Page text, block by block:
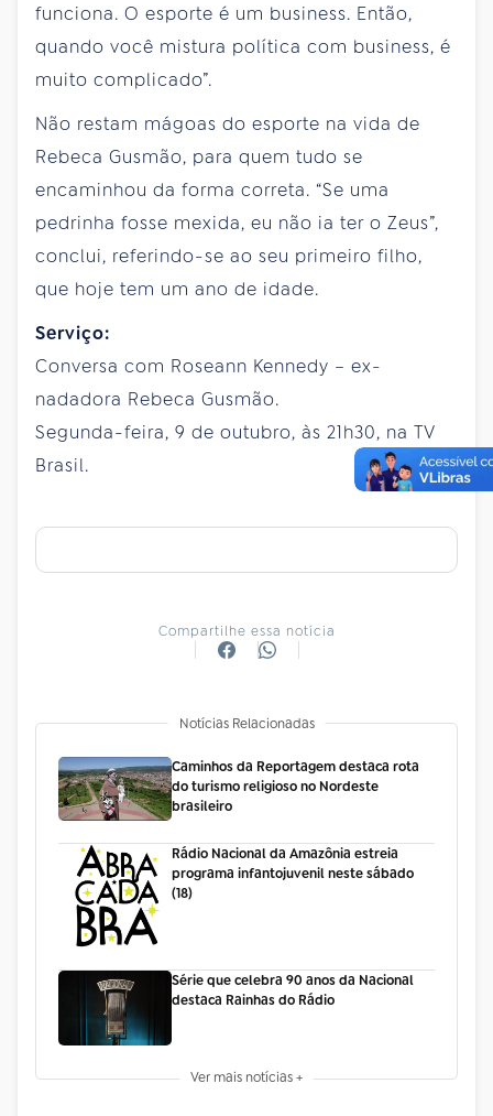
funciona. O esporte é um business. Então,
quando você mistura política com business, é
muito complicado”.
Não restam mágoas do esporte na vida de
Rebeca Gusmão, para quem tudo se
encaminhou da forma correta. “Se uma
pedrinha fosse mexida, eu não ia ter o Zeus”,
conclui, referindo-se ao seu primeiro filho,
que hoje tem um ano de idade.
Serviço:
Conversa com Roseann Kennedy – ex-
nadadora Rebeca Gusmão.
Segunda-feira, 9 de outubro, às 21h30, na TV
Brasil.
Compartilhe essa notícia
Notícias Relacionadas
Caminhos da Reportagem destaca rota
do turismo religioso no Nordeste
brasileiro
Rádio Nacional da Amazônia estreia
programa infantojuvenil neste sábado
(18)
Série que celebra 90 anos da Nacional
destaca Rainhas do Rádio
Ver mais notícias +